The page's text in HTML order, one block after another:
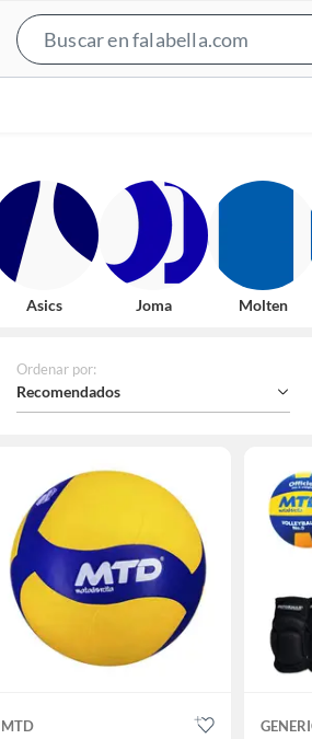
Asics Joma Molten
Ordenar por:
Recomendados
MTD